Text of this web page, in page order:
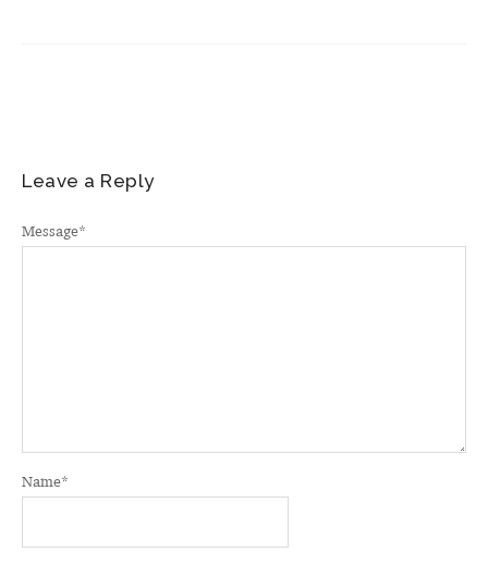
Leave a Reply
Message*
Name*